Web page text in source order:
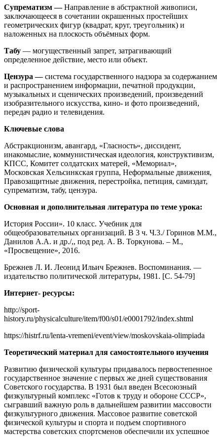
Супрематизм —Направление в абстрактной живописи,
заключающееся в сочетании окрашенных простейших
геометрических фигур (квадрат, круг, треугольник) и
наложенных на плоскость объёмных форм.
Табу — могущественный запрет, затрагивающий
определенное действие, место или объект.
Цензура —система государственного надзора за содержанием
и распространением информации, печатной продукции,
музыкальных и сценических произведений, произведений
изобразительного искусства, кино- и фото произведений,
передач радио и телевидения.
Ключевые слова
Абстракционизм, авангард, «Гласность», диссидент,
инакомыслие, коммунистическая идеология, конструктивизм,
КПСС, Комитет солдатских матерей, «Мемориал»,
Московская Хельсинкская группа, Неформальные движения,
Правозащитные движения, перестройка, петиция, самиздат,
супрематизм, табу, цензура.
Основная и дополнительная литература по теме урока:
История России». 10 класс. Учебник для
общеобразовательных организаций. В 3 ч. Ч.3./ Горинов М.М.,
Данилов А.А. и др./,, под ред. А. В. Торкунова. – М.,
«Просвещение», 2016.
Брежнев Л. И. Леонид Ильич Брежнев. Воспоминания. —
издательство политической литературы, 1981. [С. 54-79]
Интернет- ресурсы:
http://sport-
history.ru/physicalculture/item/f00/s01/e0001792/index.shtml
https://histrf.ru/lenta-vremeni/event/view/moskovskaia-olimpiada
Теоретический материал для самостоятельного изучения
Развитию физической культуры придавалось первостепенное
государственное значение с первых же дней существования
Советского государства. В 1931 был введен Всесоюзный
физкультурный комплекс «Готов к труду и обороне СССР»,
сыгравший важную роль в дальнейшем развитии массовости
физкультурного движения. Массовое развитие советской
физической культуры и спорта и подъем спортивного
мастерства советских спортсменов обеспечили их успешное